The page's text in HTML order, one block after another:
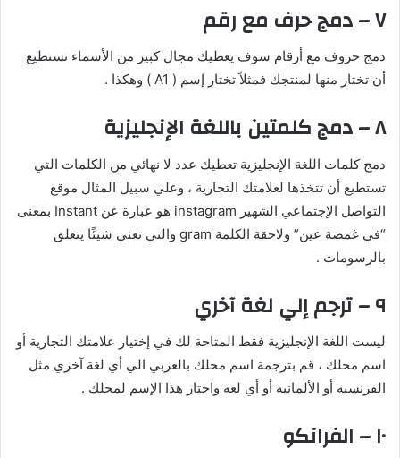
٧ – دمج حرف مع رقم
دمج حروف مع أرقام سوف يعطيك مجال كبير من الأسماء تستطيع
أن تختار منها لمنتجك فمثلاً تختار إسم ( A1 ) وهكذا .
٨ – دمج كلمتين باللغة الإنجليزية
دمج كلمات اللغة الإنجليزية تعطيك عدد لا نهائي من الكلمات التي
تستطيع أن تتخذها لعلامتك التجارية ، وعلي سبيل المثال موقع
التواصل الإجتماعي الشهير instagram هو عبارة عن Instant بمعنى
“في غمضة عين” ولاحقة الكلمة gram والتي تعني شيئًا يتعلق
بالرسومات .
٩ – ترجم إلي لغة آخري
ليست اللغة الإنجليزية فقط المتاحة لك في إختيار علامتك التجارية أو
اسم محلك ، قم بترجمة اسم محلك بالعربي الي أي لغة آخري مثل
الفرنسية أو الألمانية أو أي لغة واختار هذا الإسم لمحلك .
١٠ – الفرانكو